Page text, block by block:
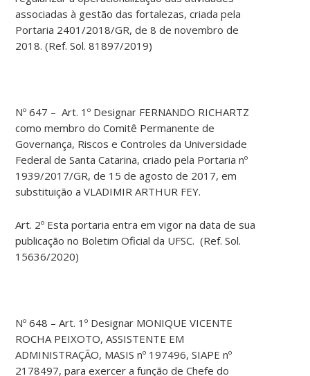
associadas à gestão das fortalezas, criada pela
Portaria 2401/2018/GR, de 8 de novembro de
2018. (Ref. Sol. 81897/2019)
Nº 647 – Art. 1º Designar FERNANDO RICHARTZ
como membro do Comitê Permanente de
Governança, Riscos e Controles da Universidade
Federal de Santa Catarina, criado pela Portaria nº
1939/2017/GR, de 15 de agosto de 2017, em
substituição a VLADIMIR ARTHUR FEY.
Art. 2º Esta portaria entra em vigor na data de sua
publicação no Boletim Oficial da UFSC. (Ref. Sol.
15636/2020)
Nº 648 – Art. 1º Designar MONIQUE VICENTE
ROCHA PEIXOTO, ASSISTENTE EM
ADMINISTRAÇÃO, MASIS nº 197496, SIAPE nº
2178497, para exercer a função de Chefe do